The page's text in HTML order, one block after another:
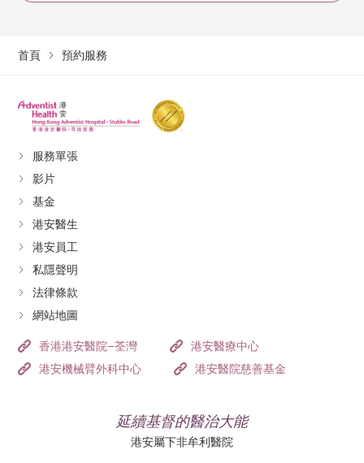
首頁 預約服務
服務單張
影片
基金
港安醫生
港安員工
私隱聲明
法律條款
網站地圖
香港港安醫院–荃灣
港安醫療中心
港安機械臂外科中心
港安醫院慈善基金
延續基督的醫治大能
港安屬下非牟利醫院